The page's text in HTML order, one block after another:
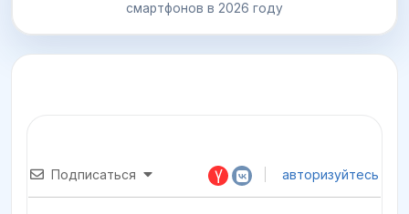
смартфонов в 2026 году
Подписаться авторизуйтесь